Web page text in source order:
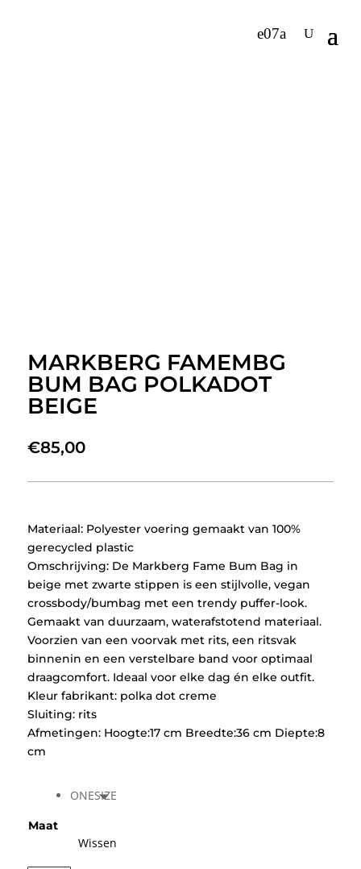
MARKBERG FAMEMBG
BUM BAG POLKADOT
BEIGE
€85,00
Materiaal: Polyester voering gemaakt van 100%
gerecycled plastic
Omschrijving: De Markberg Fame Bum Bag in
beige met zwarte stippen is een stijlvolle, vegan
crossbody/bumbag met een trendy puffer-look.
Gemaakt van duurzaam, waterafstotend materiaal.
Voorzien van een voorvak met rits, een ritsvak
binnenin en een verstelbare band voor optimaal
draagcomfort. Ideaal voor elke dag én elke outfit.
Kleur fabrikant: polka dot creme
Sluiting: rits
Afmetingen: Hoogte:17 cm Breedte:36 cm Diepte:8
cm
Maat
ONESIZE
Wissen